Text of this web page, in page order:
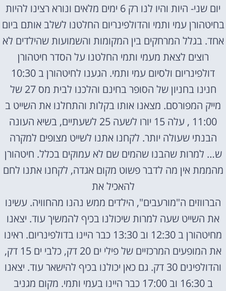
יום שני- היות והיו לנו רק 6 ימים מלאים ונורא רצינו להיות
בחיטהורן עמי ותמי והדולפינריום החלטנו לשלב אותם ביום
אחד. בגלל המרחקים בין המקומות והשמועות שהילדים לא
רוצים לצאת מעמי ותמי החלטנו על הסדר חיטהורן
דולפינריום ולסיום עמי ותמי. הגענו לחיטהורן ב 10:30
חנינו בחניון של הסופר בחינם והלכנו לבית מס 27 של
מייק המפורסם. מצאנו אותו בקלות והתחלנו את השייט ב
11:00 , עלה 15 יורו לשעה 25 לשעתיים, בשיא העונה
הבנתי שעולה יותר. לקחנו אתנו לשייט מצופים למקרה
ש… למרות שהבנו שהמים שם לא עמוקים בכלל. חיטהורן
מהממת אין מה לדבר פשוט מקום אגדה, לקחנו אתנו לחם
להאכיל את
הברווזים ה"מורעבים", הילדים ממש נהנו מהחוויה. עשינו
את השייט שעה למרות שיכולנו בכיף להמשיך עוד. יצאנו
מחיטהורן ב 12:30 וב 13:30 כבר היינו בדולפינריום. ראינו
את המופעים המרכזיים של פילי ים 20 דק, כלבי ים 15 דק,
והדולפינים 30 דק. גם כאן יכולנו בכיף להישאר עוד. יצאנו
ב 16:30 וב 17:00 כבר היינו בעמי ותמי. מקום מגניב